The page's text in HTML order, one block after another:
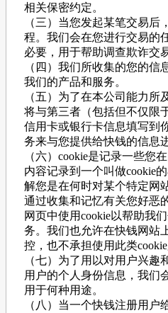
相关保密约定。
（三）当您发起某笔交易
程。我们会在您进行交易的
必要，用于帮助调查欺诈交易
（四）我们所收集的您的
我们的产品和服务。
（五）为了在本公司能力
将与第三者（包括但不仅限
信用卡或银行卡信息填写到
务来与您提供给快钱的信息
（六）cookie是记录一些您
内容记录到一个叫做cookie
解您是在何时对某个特定网
通过收集和记忆有关您好恶
网页中使用cookie以帮助我
务。我们也允许在快钱网站
控，也不承担使用此类
（七）为了用以对用户兴
用户的个人身份信息，我们
用于何种用途。
（八）当一个快钱注册用